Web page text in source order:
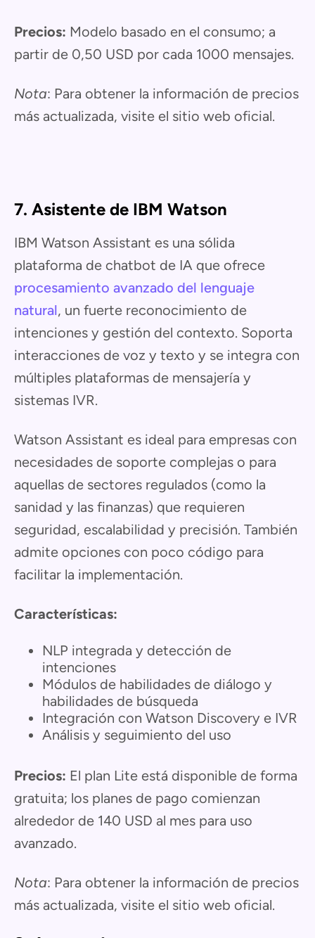
Precios: Modelo basado en el consumo; a
partir de 0,50 USD por cada 1000 mensajes.
Nota: Para obtener la información de precios
más actualizada, visite el sitio web oficial.
7. Asistente de IBM Watson
IBM Watson Assistant es una sólida
plataforma de chatbot de IA que ofrece
procesamiento avanzado del lenguaje
natural, un fuerte reconocimiento de
intenciones y gestión del contexto. Soporta
interacciones de voz y texto y se integra con
múltiples plataformas de mensajería y
sistemas IVR.
Watson Assistant es ideal para empresas con
necesidades de soporte complejas o para
aquellas de sectores regulados (como la
sanidad y las finanzas) que requieren
seguridad, escalabilidad y precisión. También
admite opciones con poco código para
facilitar la implementación.
Características:
NLP integrada y detección de
intenciones
Módulos de habilidades de diálogo y
habilidades de búsqueda
Integración con Watson Discovery e IVR
Análisis y seguimiento del uso
Precios: El plan Lite está disponible de forma
gratuita; los planes de pago comienzan
alrededor de 140 USD al mes para uso
avanzado.
Nota: Para obtener la información de precios
más actualizada, visite el sitio web oficial.